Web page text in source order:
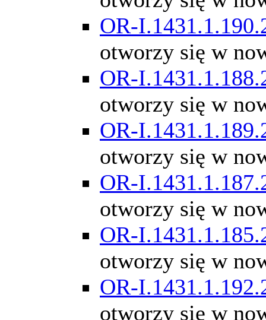
OR-
otworzy się w
OR-
otworzy się w
OR-
otworzy się w
OR-
otworzy się w
OR-
otworzy się w
OR-
otworzy się w